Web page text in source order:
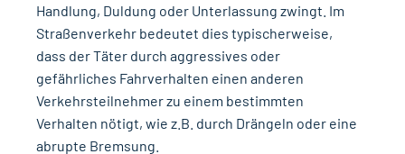
Handlung, Duldung oder Unterlassung zwingt. Im
Straßenverkehr bedeutet dies typischerweise,
dass der Täter durch aggressives oder
gefährliches Fahrverhalten einen anderen
Verkehrsteilnehmer zu einem bestimmten
Verhalten nötigt, wie z.B. durch Drängeln oder eine
abrupte Bremsung.